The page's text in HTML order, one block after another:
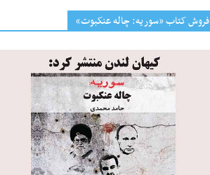
فروش کتاب «سوریه: چاله عنکبوت»